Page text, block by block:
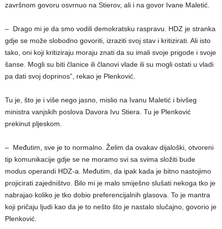
završnom govoru osvrnuo na Stierov, ali i na govor Ivane Maletić.
– Drago mi je da smo vodili demokratsku raspravu. HDZ je stranka
gdje se može slobodno govoriti, izraziti svoj stav i kritizirati. Ali isto
tako, oni koji kritiziraju moraju znati da su imali svoje prigode i svoje
šanse. Mogli su biti članice ili članovi vlade ili su mogli ostati u vladi
pa dati svoj doprinos”, rekao je Plenković.
Tu je, što je i više nego jasno, mislio na Ivanu Maletić i bivšeg
ministra vanjskih poslova Davora Ivu Stiera. Tu je Plenković
prekinut pljeskom.
– Međutim, sve je to normalno. Želim da ovakav dijaloški, otvoreni
tip komunikacije gdje se ne moramo svi sa svima složiti bude
modus operandi HDZ-a. Međutim, da ipak kada je bitno nastojimo
projicirati zajedništvo. Bilo mi je malo smiješno slušati nekoga tko je
nabrajao koliko je tko dobio preferencijalnih glasova. To je mantra
koji pričaju ljudi kao da je to nešto što je nastalo slučajno, govorio je
Plenković.